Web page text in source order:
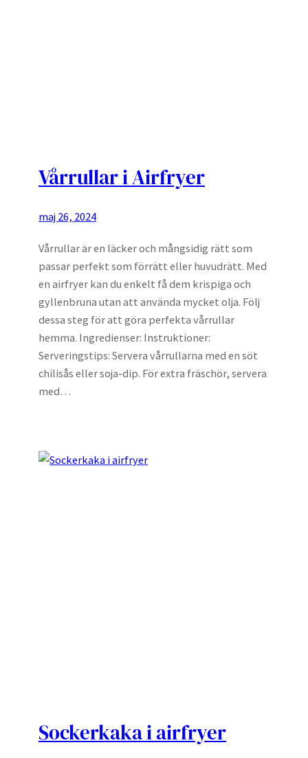
Vårrullar i Airfryer
maj 26, 2024
Vårrullar är en läcker och mångsidig rätt som
passar perfekt som förrätt eller huvudrätt. Med
en airfryer kan du enkelt få dem krispiga och
gyllenbruna utan att använda mycket olja. Följ
dessa steg för att göra perfekta vårrullar
hemma. Ingredienser: Instruktioner:
Serveringstips: Servera vårrullarna med en söt
chilisås eller soja-dip. För extra fräschör, servera
med…
Sockerkaka i airfryer